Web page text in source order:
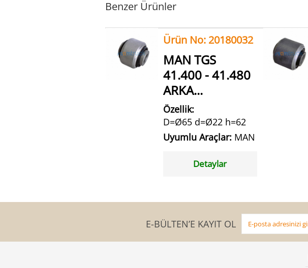
Benzer Ürünler
Ürün No: 20180032
MAN TGS
41.400 - 41.480
ARKA...
Özellik:
D=Ø65 d=Ø22 h=62
Uyumlu Araçlar: MAN
Detaylar
E-BÜLTEN’E KAYIT OL